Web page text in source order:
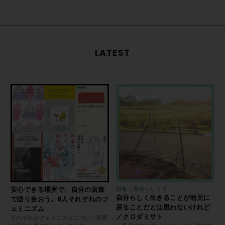
LATEST
安心できる場所で、自分の言葉
で語り合おう。6人それぞれのフ
ェミニズム
それぞれがフェミニズムについて影響
特集：自分らしく？
自分らしく生きることが地元に
戻ることだとは思わないけれど
／クロダミサト